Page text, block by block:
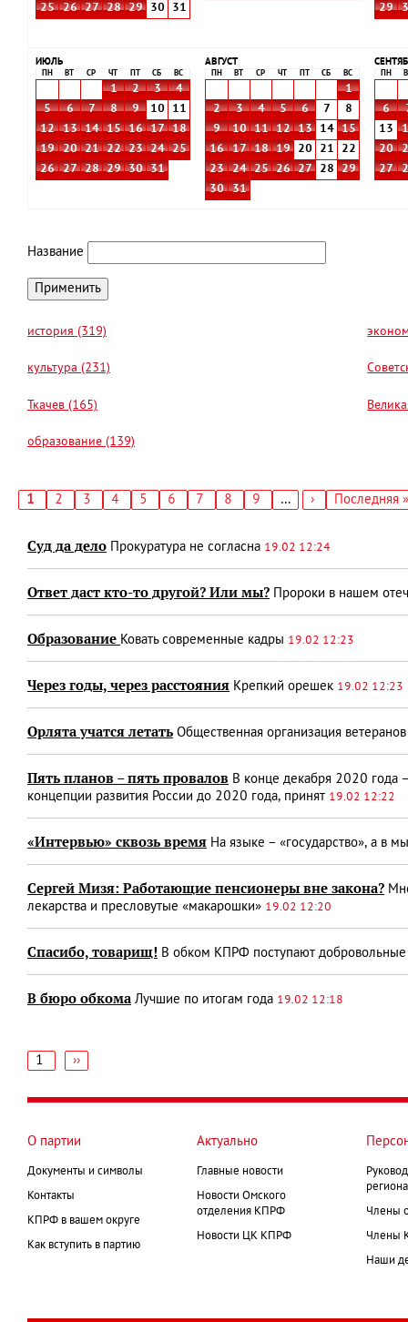
25
26 27 28 29 30 31
29
ИЮЛЬ
ПН ВТ СР ЧТ СБ ВС
1 2 3
4
5
6 7 8 9 10
11
12
13 14 15 16 17
18
19
20 21 22 23 24
25
26
27 28 29 30 31
АВГУСТ
ПН ВТ СР ЧТ СБ ВС
1
2
3 4 5 6 7
8
9
10 11 12 13 14
15
16
17 18 19 20 21
22
23
24 25 26 27 28
29
30
31
ПН
6
13
20
27
Название
история (319)
культура (231)
Ткачев (165)
образование (139)
Текущая
1 Страница
2 Страница
3 Страница
4 Страница
5 Страница
6 Страница
7 Страница
8 Страница
9 …
Следующая
›
Последняя
Последняя »
Суд да дело Прокуратура не согласна 19.02 12:24
Ответ даст кто-то другой? Или мы? Пророки в нашем
Образование Ковать современные кадры 19.02 12:23
Через годы, через расстояния Крепкий орешек 19.02 12:23
Орлята учатся летать Общественная организация
Пять планов – пять провалов В конце декабря 2020 года
концепции развития России до 2020 года, принят 19.02 12:22
«Интервью» сквозь время На языке – «государство», а в
Сергей Мизя: Работающие пенсионеры вне закона?
лекарства и пресловутые «макарошки» 19.02 12:20
Спасибо, товарищ! В обком КПРФ поступают
В бюро обкома Лучшие по итогам года 19.02 12:18
страниц
1
Следующая
››
О партии
Документы и символы
Контакты
КПРФ в вашем округе
Как вступить в партию
Актуально
Главные новости
Новости Омского
отделения КПРФ
Новости ЦК КПРФ
Члены
Члены
Наши